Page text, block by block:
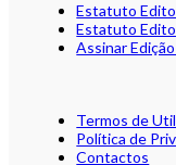
Estatuto
Estatuto
Assinar
Termos de
Política de
Contactos